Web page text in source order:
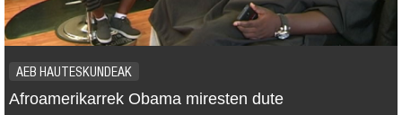
AEB HAUTESKUNDEAK
Afroamerikarrek Obama miresten dute